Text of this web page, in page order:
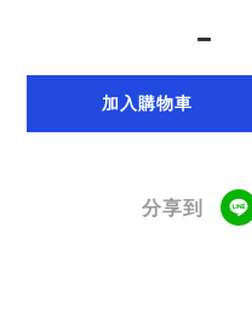
加入購物車
分享到